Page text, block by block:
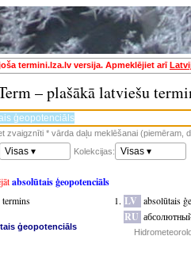
termini.lza.lv versija. Apmeklējiet arī
– plašākā latviešu
zvaigznīti * vārda daļu meklēšanai (piemēram,
Visas ▾ Kolekcijas: Visas ▾
absolūtais ģeopotenciāls
ģeopotenciāls
LV absolūtais
RU